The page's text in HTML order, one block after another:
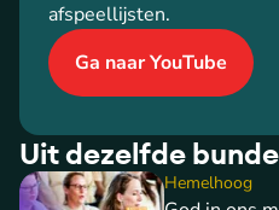
afspeellijsten.
Ga naar YouTube
Uit dezelfde
Hemelhoog